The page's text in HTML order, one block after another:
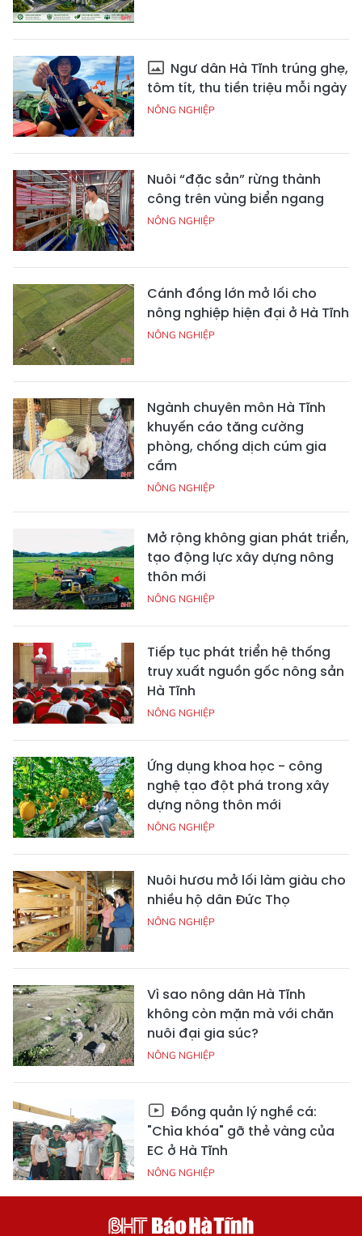
Ngư dân Hà Tĩnh trúng ghẹ,
tôm tít, thu tiền triệu mỗi ngày
NÔNG NGHIỆP
Nuôi “đặc sản” rừng thành
công trên vùng biển ngang
NÔNG NGHIỆP
Cánh đồng lớn mở lối cho
nông nghiệp hiện đại ở Hà Tĩnh
NÔNG NGHIỆP
Ngành chuyên môn Hà Tĩnh
khuyến cáo tăng cường
phòng, chống dịch cúm gia
cầm
NÔNG NGHIỆP
Mở rộng không gian phát triển,
tạo động lực xây dựng nông
thôn mới
NÔNG NGHIỆP
Tiếp tục phát triển hệ thống
truy xuất nguồn gốc nông sản
Hà Tĩnh
NÔNG NGHIỆP
Ứng dụng khoa học - công
nghệ tạo đột phá trong xây
dựng nông thôn mới
NÔNG NGHIỆP
Nuôi hươu mở lối làm giàu cho
nhiều hộ dân Đức Thọ
NÔNG NGHIỆP
Vì sao nông dân Hà Tĩnh
không còn mặn mà với chăn
nuôi đại gia súc?
NÔNG NGHIỆP
Đồng quản lý nghề cá:
"Chìa khóa" gỡ thẻ vàng của
EC ở Hà Tĩnh
NÔNG NGHIỆP